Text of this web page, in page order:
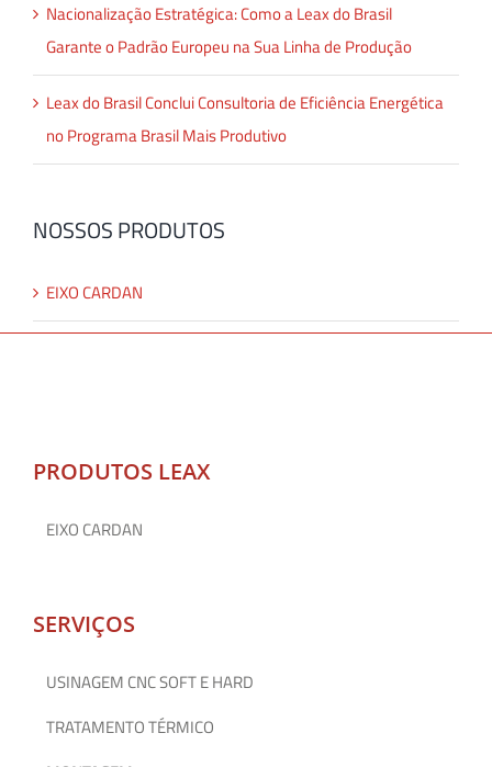
Nacionalização Estratégica: Como a Leax do Brasil
Garante o Padrão Europeu na Sua Linha de Produção
Leax do Brasil Conclui Consultoria de Eficiência Energética
no Programa Brasil Mais Produtivo
NOSSOS PRODUTOS
EIXO CARDAN
PRODUTOS LEAX
EIXO CARDAN
SERVIÇOS
USINAGEM CNC SOFT E HARD
TRATAMENTO TÉRMICO